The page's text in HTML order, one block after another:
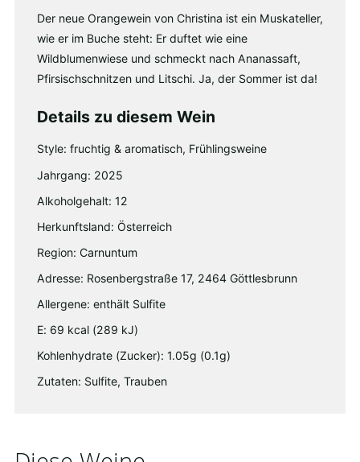
Der neue Orangewein von Christina ist ein Muskateller,
wie er im Buche steht: Er duftet wie eine
Wildblumenwiese und schmeckt nach Ananassaft,
Pfirsischschnitzen und Litschi. Ja, der Sommer ist da!
Details zu diesem Wein
Style: fruchtig & aromatisch, Frühlingsweine
Jahrgang: 2025
Alkoholgehalt: 12
Herkunftsland: Österreich
Region: Carnuntum
Adresse: Rosenbergstraße 17, 2464 Göttlesbrunn
Allergene: enthält Sulfite
E: 69 kcal (289 kJ)
Kohlenhydrate (Zucker): 1.05g (0.1g)
Zutaten: Sulfite, Trauben